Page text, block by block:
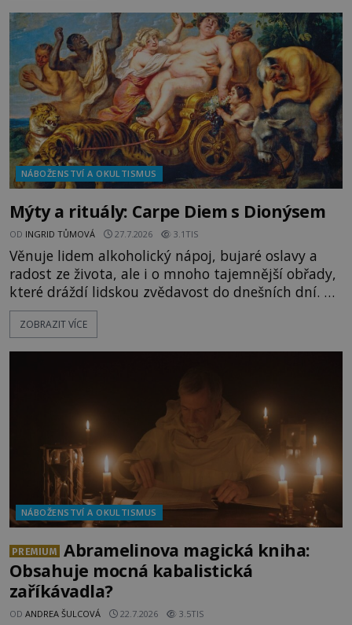
vyplouváme,“ sdělí jim. „Kam máme namířeno,
kapitáne?“ zeptá se ho jeden z templářů. „Do Sk
NÁBOŽENSTVÍ A OKULTISMUS
Mýty a rituály: Carpe Diem s Dionýsem
OD INGRID TŮMOVÁ 27.7.2026 3.1TIS
Věnuje lidem alkoholický nápoj, bujaré oslavy a
radost ze života, ale i o mnoho tajemnější obřady,
které dráždí lidskou zvědavost do dnešních dní. Co
doopravdy představuje bůh, jemuž Římané říkají
Bakchus? Mytologický příběh řeckého boha
ZOBRAZIT VÍCE
NÁBOŽENSTVÍ A OKULTISMUS
PREMIUM
Abramelinova magická kniha:
Obsahuje mocná kabalistická
zaříkávadla?
OD ANDREA ŠULCOVÁ 22.7.2026 3.5TIS